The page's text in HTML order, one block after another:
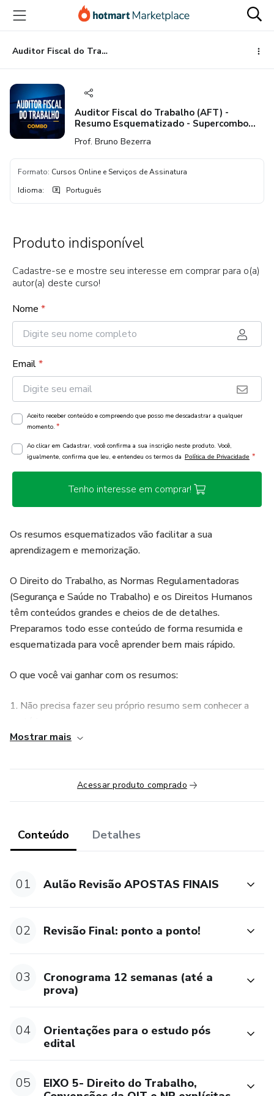
para
conteúdo
principal
para
pagamento
para
rodapé
Auditor Fiscal do Trabalho (AFT) - Resumo Esquematizado - Supercombo (Eixos Temáticos 4 e 5 do CNU e Direitos Humanos)
Auditor Fiscal do Trabalho (AFT) -
Resumo Esquematizado - Supercombo
Humanos)
Prof. Bruno Bezerra
Formato: Cursos Online e Serviços de Assinatura
Idioma: Português
Produto indisponível
Cadastre-se e mostre seu interesse em comprar para o(a)
autor(a) deste curso!
Nome *
Email*
Aceito receber conteúdo e compreendo que posso me descadastrar a qualquer
momento. *
Ao clicar em Cadastrar, você confirma a sua inscrição neste produto. Você,
igualmente, confirma que leu, e entendeu os termos da Política de Privacidade *
Tenho interesse em comprar!
Os resumos esquematizados vão facilitar a sua
aprendizagem e memorização.
O Direito do Trabalho, as Normas Regulamentadoras
(Segurança e Saúde no Trabalho) e os Direitos Humanos
têm conteúdos grandes e cheios de de detalhes.
Preparamos todo esse conteúdo de forma resumida e
esquematizada para você aprender bem mais rápido.
O que você vai ganhar com os resumos:
1. Não precisa fazer seu próprio resumo sem conhecer a
legislação;
3. Conteúdo focado no que as bancas examinadoras mais
Com isso, você vai economizar tempo, estudando focado
no que é mais importante, sem perder tempo com os
conteúdos desnecessários.
Conteúdo:
- Eixos temáticos 4 e 5 do Edital de Auditor Fiscal do
Trabalho no Concurso Nacional Unificado (CNU)
- Legislação do Trabalho
- Segurança e Saúde no Trabalho
- Direitos Humanos
Mostrar mais
Acessar produto comprado
Conteúdo Detalhes
01 Aulão Revisão APOSTAS FINAIS
02 Revisão Final: ponto a ponto!
03
Cronograma 12 semanas (até a
prova)
04
Orientações para o estudo pós
edital
05
EIXO 5- Direito do Trabalho,